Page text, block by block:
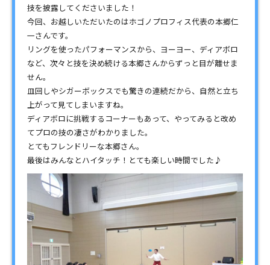
技を披露してくださいました！
今回、お越しいただいたのはホゴノプロフィス代表の本郷仁
一さんです。
リングを使ったパフォーマンスから、ヨーヨー、ディアボロ
など、次々と技を決め続ける本郷さんからずっと目が離せま
せん。
皿回しやシガーボックスでも驚きの連続だから、自然と立ち
上がって見てしまいますね。
ディアボロに挑戦するコーナーもあって、やってみると改め
てプロの技の凄さがわかりました。
とてもフレンドリーな本郷さん。
最後はみんなとハイタッチ！とても楽しい時間でした♪